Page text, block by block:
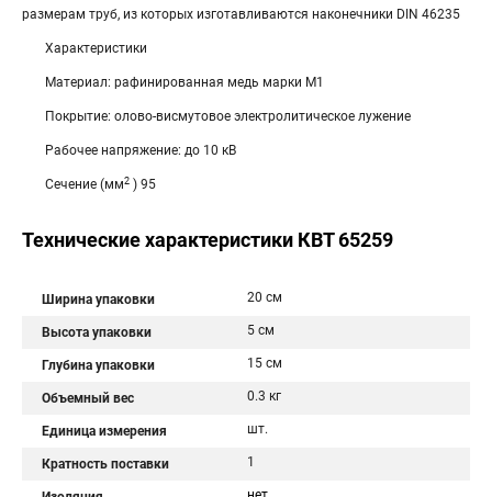
размерам труб, из которых изготавливаются наконечники DIN 46235
Характеристики
Материал: рафинированная медь мар­ки М1
Покрытие: олово-висмутовое электролитическое лужение
Рабочее напряжение: до 10 кВ
Сечение (мм2 ) 95
Технические характеристики КВТ 65259
Ширина упаковки 20 см
Высота упаковки 5 см
Глубина упаковки 15 см
Объемный вес 0.3 кг
Единица измерения шт.
Кратность поставки 1